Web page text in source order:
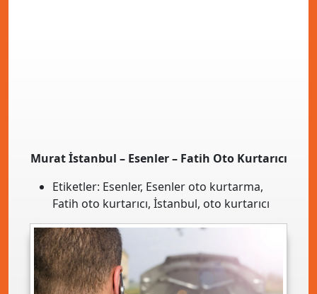
Murat İstanbul – Esenler – Fatih Oto Kurtarıcı
Etiketler: Esenler, Esenler oto kurtarma,
Fatih oto kurtarıcı, İstanbul, oto kurtarıcı